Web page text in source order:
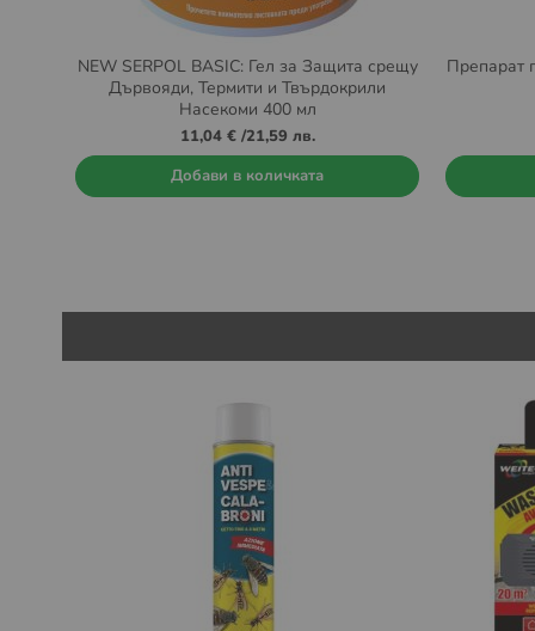
NEW SERPOL BASIC: Гел за Защита срещу
Дървояди, Термити и Твърдокрили
Насекоми 400 мл
11,04 €/21,59 лв.
Добави в количката
Препарат